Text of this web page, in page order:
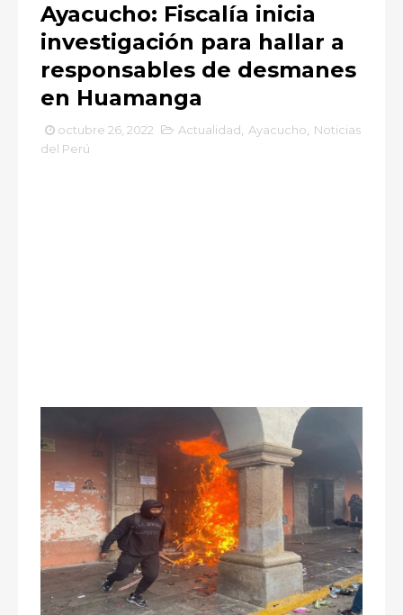
Ayacucho: Fiscalía inicia
investigación para hallar a
responsables de desmanes
en Huamanga
octubre 26, 2022 Actualidad Ayacucho
Noticias
del Perú